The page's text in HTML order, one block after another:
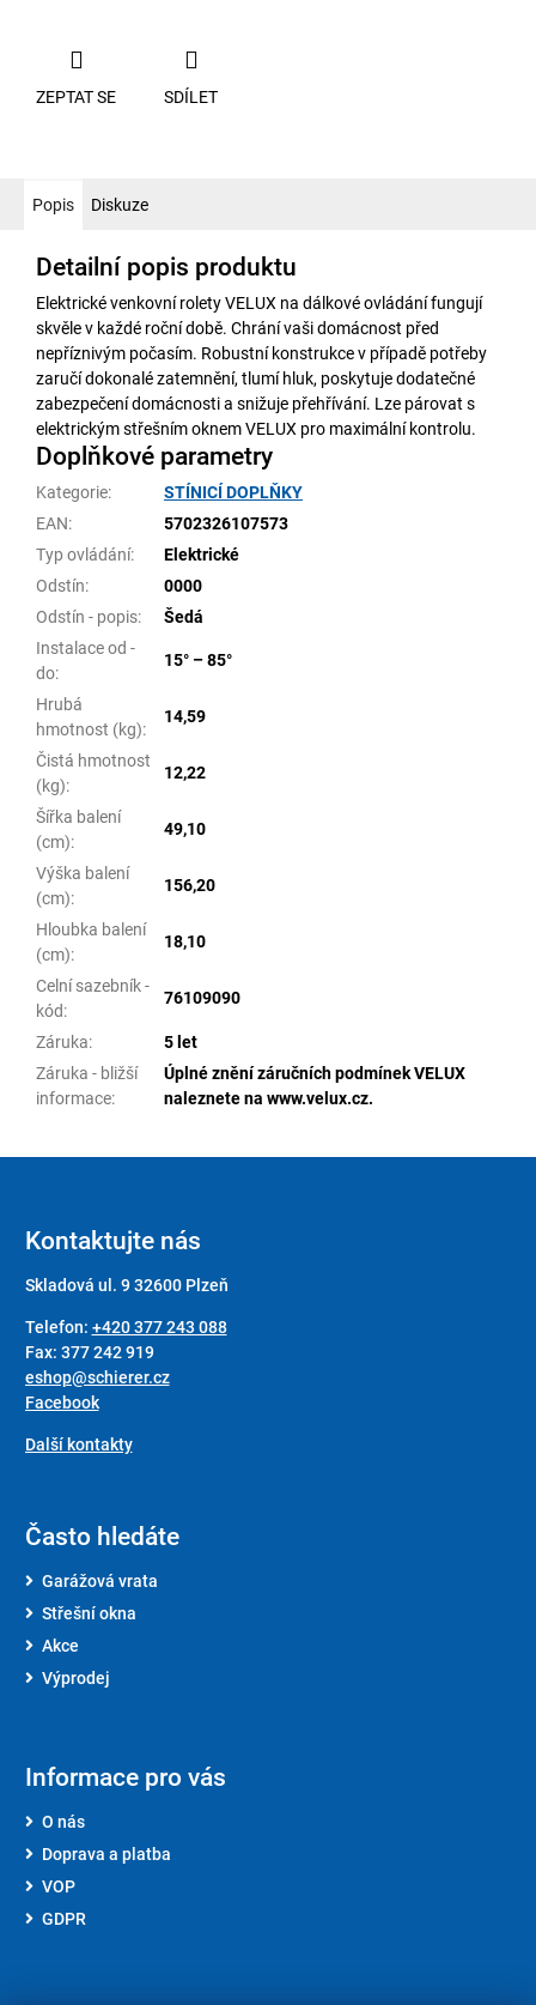
ZEPTAT SE SDÍLET
Popis Diskuze
Detailní popis produktu
Elektrické venkovní rolety VELUX na dálkové ovládání fungují
skvěle v každé roční době. Chrání vaši domácnost před
nepříznivým počasím. Robustní konstrukce v případě potřeby
zaručí dokonalé zatemnění, tlumí hluk, poskytuje dodatečné
zabezpečení domácnosti a snižuje přehřívání. Lze párovat s
elektrickým střešním oknem VELUX pro maximální kontrolu.
Doplňkové parametry
Kategorie:
STÍNICÍ DOPLŇKY
EAN:
5702326107573
Typ ovládání:
Elektrické
Odstín:
0000
Odstín - popis:
Šedá
Instalace od -
do:
15° – 85°
Hrubá
hmotnost (kg):
14,59
Čistá hmotnost
(kg):
12,22
Šířka balení
(cm):
49,10
Výška balení
(cm):
156,20
Hloubka balení
(cm):
18,10
Celní sazebník -
kód:
76109090
Záruka:
5 let
Záruka - bližší
informace:
Úplné znění záručních podmínek VELUX
naleznete na www.velux.cz.
Kontaktujte nás
Skladová ul. 9 32600 Plzeň
Telefon: +420 377 243 088
Fax: 377 242 919
eshop@schierer.cz
Facebook
Další kontakty
Často hledáte
Garážová vrata
Střešní okna
Akce
Výprodej
Informace pro vás
O nás
Doprava a platba
VOP
GDPR